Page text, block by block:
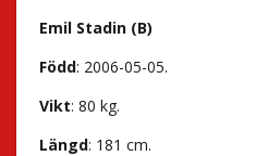
Emil Stadin (B)
Född: 2006-05-05.
Vikt: 80 kg.
Längd: 181 cm.